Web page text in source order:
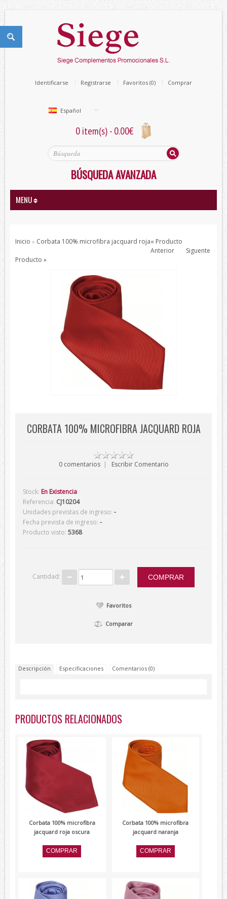
Español
Identificarse Registrarse Favoritos (0) Comprar
0 item(s) - 0.00€
BÚSQUEDA AVANZADA
MENU
Chales y foulares
Chales/Foulares Devota&Lomba
Chales/Foulares Howards London
Chales/Foulares Marca Blanca
Piel
Corbatas Devota&Lomba
Pajaritas
Corbatas Lambertti
Pañuelos
Howards London
Renato Balestra
Devota&Lomba
Inicio » Corbata 100% microfibra jacquard roja« Producto
Anterior
Siguente
Producto »
CORBATA 100% MICROFIBRA JACQUARD ROJA
0 comentarios| Escribir Comentario
Stock: En Existencia
Referencia: CJ10204
Unidades previstas de ingreso: -
Fecha prevista de ingreso: -
Producto visto: 5368
Cantidad:
Favoritos
Comparar
Descripción Especificaciones Comentarios (0)
PRODUCTOS RELACIONADOS
Corbata 100% microfibra
jacquard roja oscura
Corbata 100% microfibra
jacquard naranja